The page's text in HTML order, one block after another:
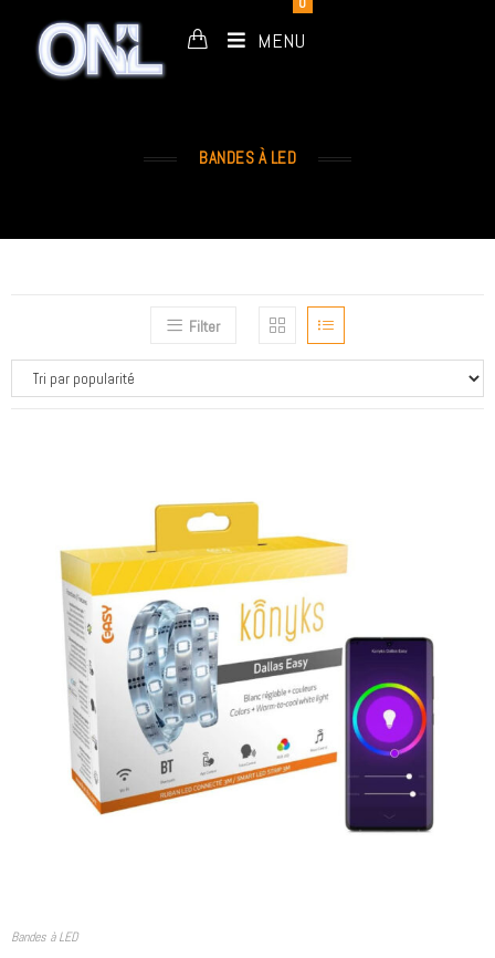
MENU
BANDES À LED
Filter
Bandes à LED